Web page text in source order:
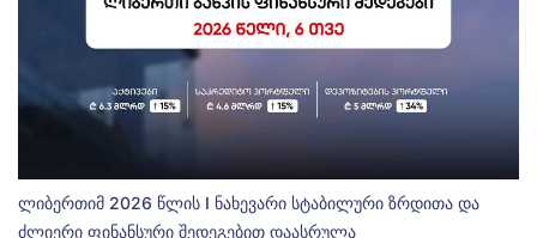
ლიბერთიმ 2026 წლის I ნახევარი სტაბილური ზრდითა და
ძლიერი ფინანსური შედეგებით დაასრულა